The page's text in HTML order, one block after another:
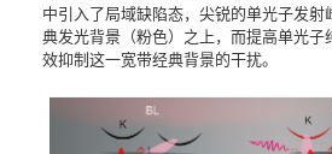
中引入了局域缺陷态，尖锐的单光子发射
典发光背景（粉色）之上，而提高单光子
效抑制这一宽带经典背景的干扰。